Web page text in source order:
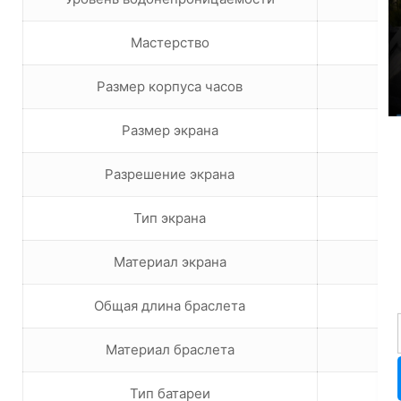
Мастерство
Размер корпуса часов
Размер экрана
Разрешение экрана
Тип экрана
Материал экрана
Общая длина браслета
Материал браслета
Тип батареи